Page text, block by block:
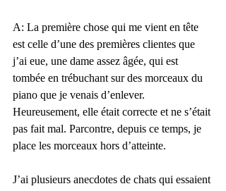
A: La première chose qui me vient en tête
est celle d’une des premières clientes que
j’ai eue, une dame assez âgée, qui est
tombée en trébuchant sur des morceaux du
piano que je venais d’enlever.
Heureusement, elle était correcte et ne s’était
pas fait mal. Parcontre, depuis ce temps, je
place les morceaux hors d’atteinte.
J’ai plusieurs anecdotes de chats qui essaient